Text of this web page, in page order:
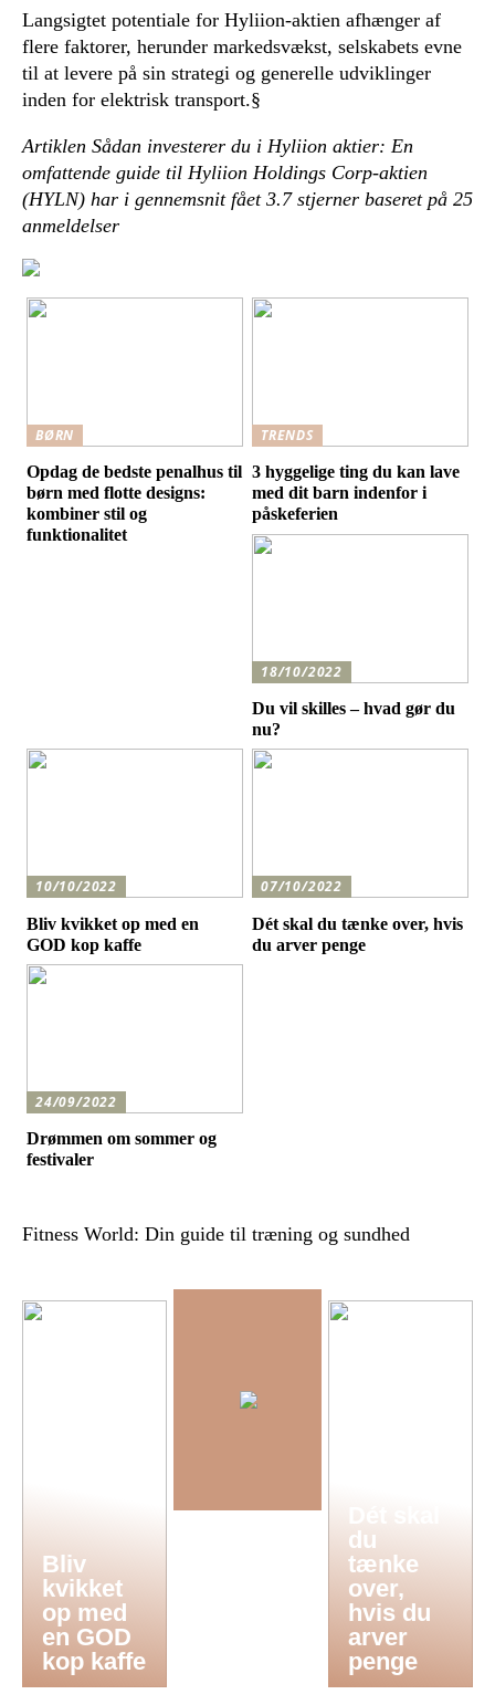
Langsigtet potentiale for Hyliion-aktien afhænger af
flere faktorer, herunder markedsvækst, selskabets evne
til at levere på sin strategi og generelle udviklinger
inden for elektrisk transport.§
Artiklen Sådan investerer du i Hyliion aktier: En
omfattende guide til Hyliion Holdings Corp-aktien
(HYLN) har i gennemsnit fået 3.7stjerner baseret på 25
anmeldelser
BØRN
Opdag de bedste penalhus til
børn med flotte designs:
kombiner stil og
funktionalitet
TRENDS
3 hyggelige ting du kan lave
med dit barn indenfor i
påskeferien
18/10/2022
Du vil skilles – hvad gør du
nu?
10/10/2022
Bliv kvikket op med en
GOD kop kaffe
07/10/2022
Dét skal du tænke over, hvis
du arver penge
24/09/2022
Drømmen om sommer og
festivaler
Fitness World: Din guide til træning og sundhed
Bliv
kvikket
op med
en GOD
kop kaffe
du
tænke
over,
hvis du
arver
penge